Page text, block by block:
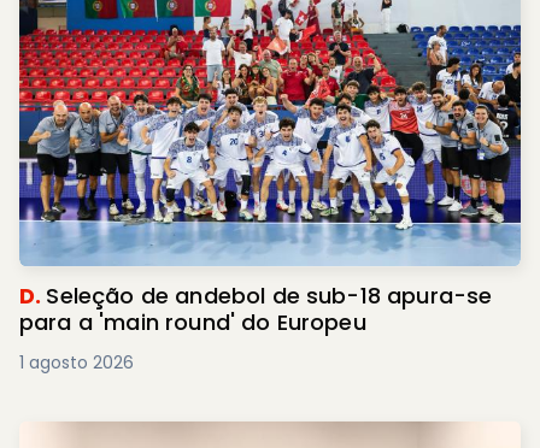
D. Seleção de andebol de sub-18 apura-se
para a 'main round' do Europeu
1 agosto 2026